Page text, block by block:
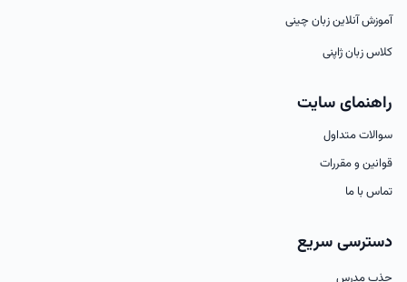
آموزش آنلاین زبان چینی
کلاس زبان ژاپنی
راهنمای سایت
سوالات متداول
قوانین و مقررات
تماس با ما
دسترسی سریع